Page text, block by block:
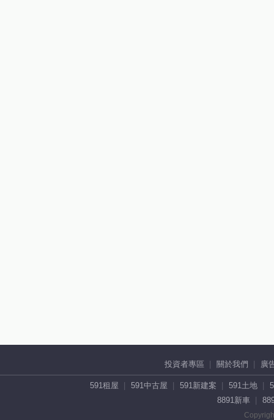
投資者專區 關於我們 廣
591租屋 591中古屋 591新建案 591土地
8891新車